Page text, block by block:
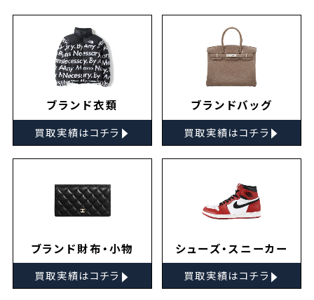
ブランド衣類
買取実績はコチラ ▸
ブランドバッグ
買取実績はコチラ ▸
ブランド財布・小物
買取実績はコチラ ▸
シューズ・スニーカー
買取実績はコチラ ▸